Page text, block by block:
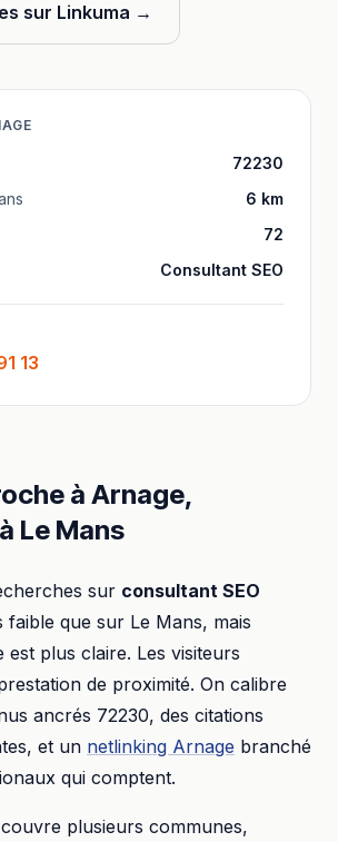
sur Linkuma →
72230
6 km
72
Consultant SEO
13
à Arnage,
Le Mans
sur consultant SEO
faible que sur Le Mans, mais
est plus claire. Les visiteurs
de proximité. On calibre
ancrés 72230, des citations
et un netlinking Arnage branché
qui comptent.
plusieurs communes,